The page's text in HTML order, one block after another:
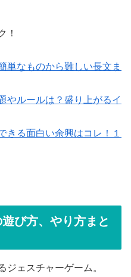
！
なものから難しい長文ま
ルールは？盛り上がるイ
る面白い余興はコレ！１
び方、やり方まと
ェスチャーゲーム。